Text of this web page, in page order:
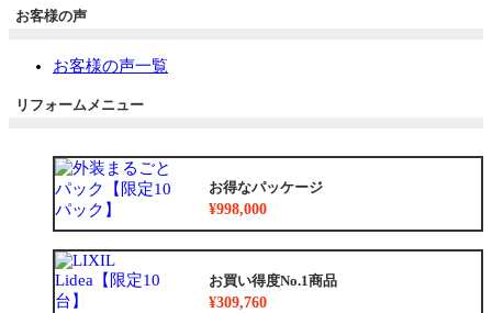
お客様の声
お客様の声一覧
リフォームメニュー
お得なパッケージ
¥998,000
お買い得度No.1商品
¥309,760